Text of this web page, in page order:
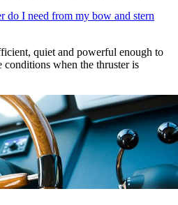
do I need from my bow and stern
quiet and powerful enough to
when the thruster is